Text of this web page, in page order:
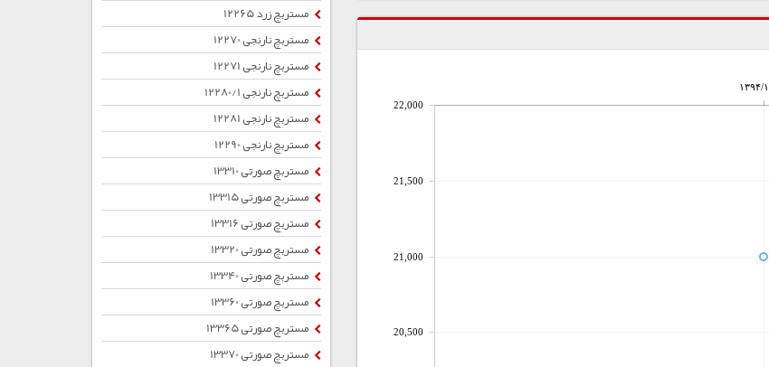
۱۱/۲۰
20,500
21,000
21,500
22,000
مستربچ زرد 12265
مستربچ نارنجی 12270
مستربچ نارنجی 12271
مستربچ نارنجی 12280/1
مستربچ نارنجی 12281
مستربچ نارنجی 12290
مستربچ صورتی 13310
مستربچ صورتی 13315
مستربچ صورتی 13316
مستربچ صورتی 13320
مستربچ صورتی 13340
مستربچ صورتی 13360
مستربچ صورتی 13365
مستربچ صورتی 13370